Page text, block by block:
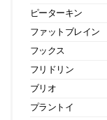
ピーターキン
ファットブレイン
フックス
フリドリン
ブリオ
プラントイ